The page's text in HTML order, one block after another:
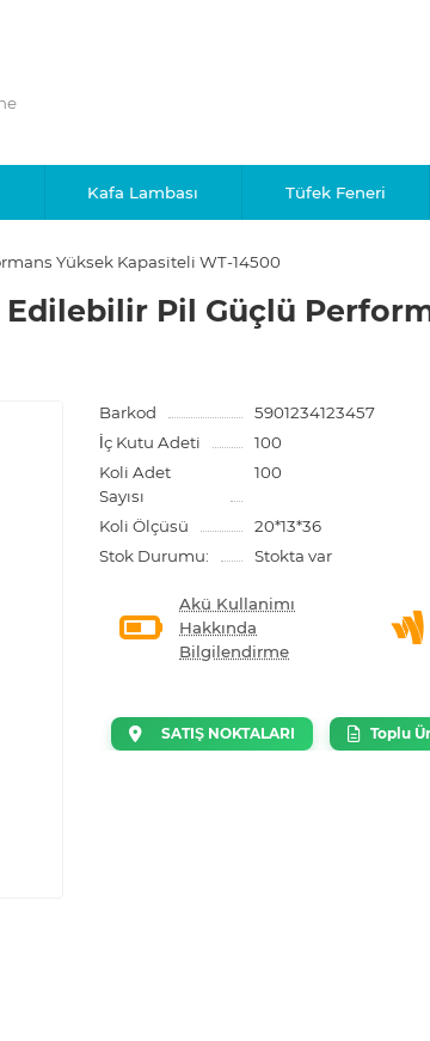
Kafa Lambası Tüfek Feneri
Yüksek Kapasiteli WT-14500
Edilebilir Pil Güçlü
Barkod
5901234123457
İç Kutu Adeti
100
Koli Adet
Sayısı
100
Koli Ölçüsü
20*13*36
Stok Durumu:
Stokta var
Akü Kullanimı
Hakkında
Bilgilendirme
SATIŞ NOKTALARI Toplu